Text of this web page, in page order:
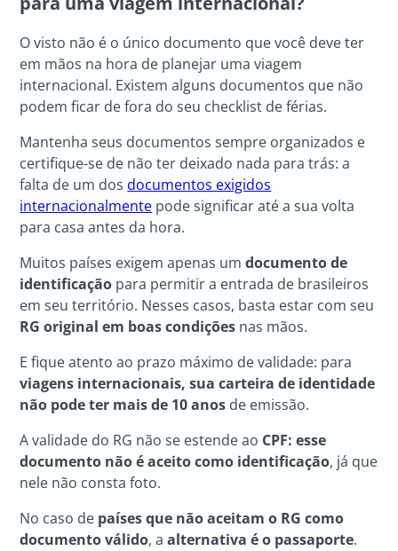
O visto não é o único documento que você deve ter
em mãos na hora de planejar uma viagem
internacional. Existem alguns documentos que não
podem ficar de fora do seu checklist de férias.
Mantenha seus documentos sempre organizados e
certifique-se de não ter deixado nada para trás: a
falta de um dosdocumentos exigidos
internacionalmente pode significar até a sua volta
para casa antes da hora.
Muitos países exigem apenas umdocumento de
identificação para permitir a entrada de brasileiros
em seu território. Nesses casos, basta estar com seu
RG original em boas condições nas mãos.
E fique atento ao prazo máximo de validade: para
viagens internacionais, sua carteira de identidade
não pode ter mais de 10 anos de emissão.
A validade do RG não se estende ao CPF: esse
documento não é aceito como identificação, já que
nele não consta foto.
No caso de países que não aceitam o RG como
documento válido, a alternativa é o passaporte.